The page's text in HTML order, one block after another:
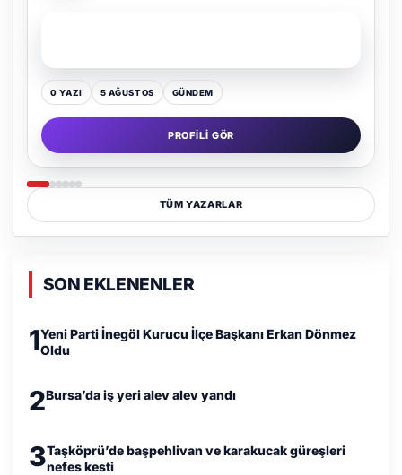
0 YAZI 16 TEMMUZ GÜNDEM
PROFILI GÖR
TÜM YAZARLAR
SON EKLENENLER
1Yeni Parti İnegöl Kurucu İlçe Başkanı Erkan Dönmez
Oldu
2Bursa’da iş yeri alev alev yandı
3Taşköprü’de başpehlivan ve karakucak güreşleri
nefes kesti